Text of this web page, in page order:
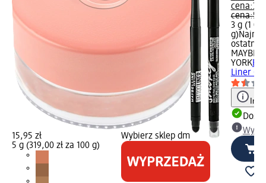
15,95 zł
5 g (319,00 zł za 100 g)
Wybierz sklep dm
cena:
cena:
3 g (1
g)
YORK
Liner